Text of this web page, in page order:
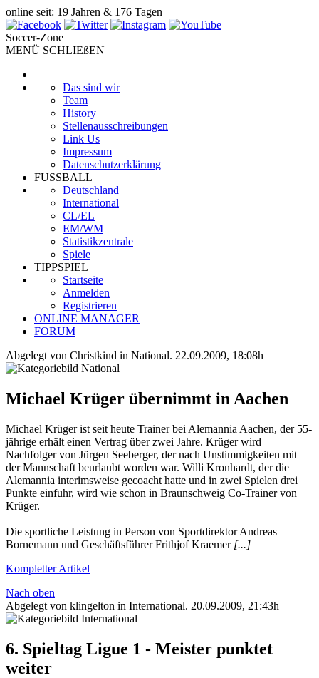
online seit: 19 Jahren & 176 Tagen
Soccer-Zone
MENÜ SCHLIEßEN
Das sind wir
Team
History
Stellenausschreibungen
Link Us
Impressum
Datenschutzerklärung
FUSSBALL
Deutschland
International
CL/EL
EM/WM
Statistikzentrale
Spiele
TIPPSPIEL
Startseite
Anmelden
Registrieren
ONLINE MANAGER
FORUM
Abgelegt von Christkind in National. 22.09.2009, 18:08h
Michael Krüger übernimmt in Aachen
Michael Krüger ist seit heute Trainer bei Alemannia Aachen, der 55-
jährige erhält einen Vertrag über zwei Jahre. Krüger wird
Nachfolger von Jürgen Seeberger, der nach Unstimmigkeiten mit
der Mannschaft beurlaubt worden war. Willi Kronhardt, der die
Alemannia interimsweise gecoacht hatte und in zwei Spielen drei
Punkte einfuhr, wird wie schon in Braunschweig Co-Trainer von
Krüger.
Die sportliche Leistung in Person von Sportdirektor Andreas
Bornemann und Geschäftsführer Frithjof Kraemer [...]
Kompletter Artikel
Nach oben
Abgelegt von klingelton in International. 20.09.2009, 21:43h
6. Spieltag Ligue 1 - Meister punktet
weiter